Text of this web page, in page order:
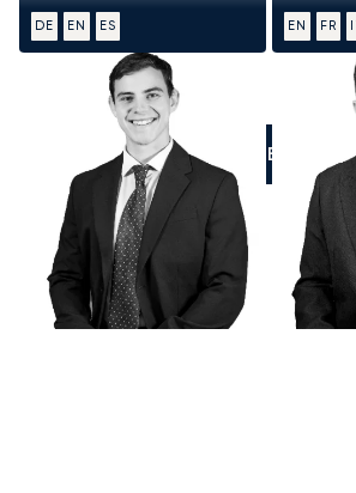
DE EN ES EN FR
LLÁMENOS